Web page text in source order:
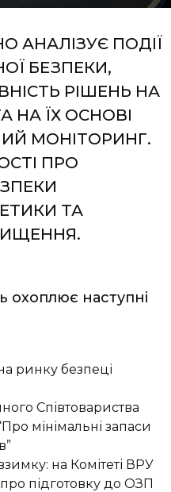
АНАЛІЗУЄ ПОДІЇ
БЕЗПЕКИ,
РІШЕНЬ НА
НА ЇХ ОСНОВІ
МОНІТОРИНГ.
ПРО
ТА
охоплює наступні
ринку безпеці
Співтовариства
мінімальні запаси
на Комітеті ВРУ
підготовку до ОЗП